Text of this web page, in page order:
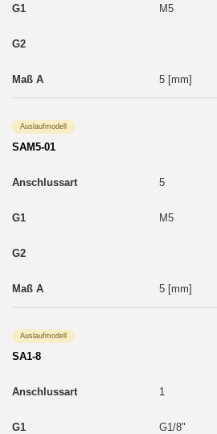
M5
5 [mm]
Auslaufmodell
SAM5-01
5
M5
5 [mm]
Auslaufmodell
SA1-8
1
G1/8"